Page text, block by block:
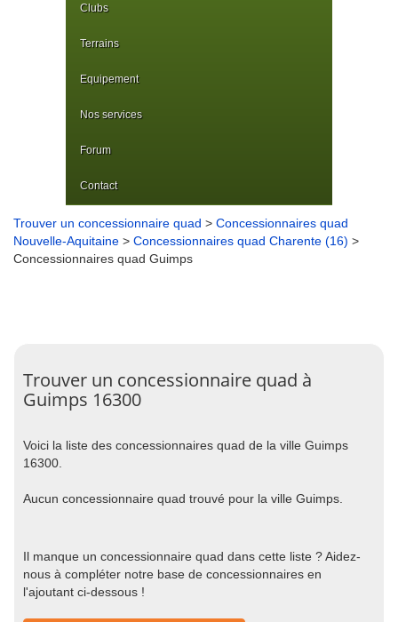
Clubs
Terrains
Equipement
Nos services
Forum
Contact
Trouver un concessionnaire quad > Concessionnaires quad
Nouvelle-Aquitaine > Concessionnaires quad Charente (16) >
Concessionnaires quad Guimps
Trouver un concessionnaire quad à
Guimps 16300
Voici la liste des concessionnaires quad de la ville Guimps
16300.
Aucun concessionnaire quad trouvé pour la ville Guimps.
Il manque un concessionnaire quad dans cette liste ? Aidez-
nous à compléter notre base de concessionnaires en
l'ajoutant ci-dessous !